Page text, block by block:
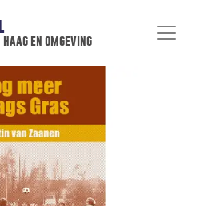
en omgeving